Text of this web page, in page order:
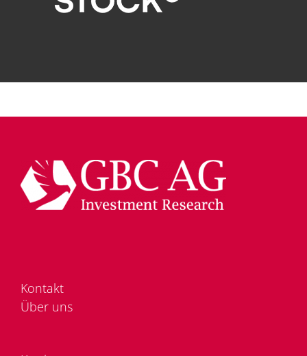
Kon­takt
Über uns